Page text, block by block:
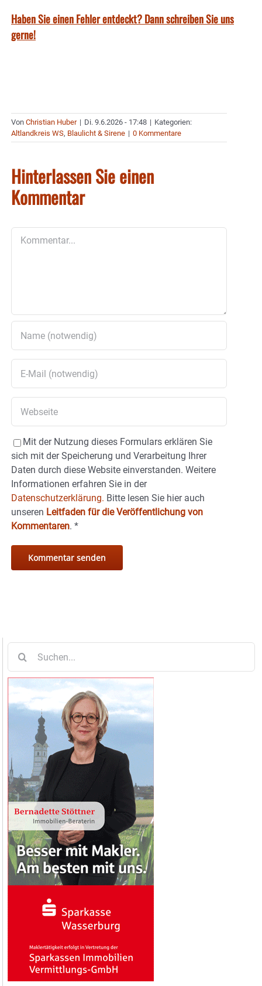
Haben Sie einen Fehler entdeckt? Dann schreiben Sie uns
gerne!
Von Christian Huber | Di. 9.6.2026 - 17:48 | Kategorien:
Altlandkreis WS, Blaulicht & Sirene | 0 Kommentare
Hinterlassen Sie einen
Kommentar
Mit der Nutzung dieses Formulars erklären Sie
sich mit der Speicherung und Verarbeitung Ihrer
Daten durch diese Website einverstanden. Weitere
Informationen erfahren Sie in der
Datenschutzerklärung. Bitte lesen Sie hier auch
unseren Leitfaden für die Veröffentlichung von
Kommentaren. *
nach: